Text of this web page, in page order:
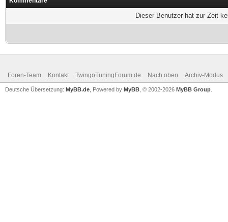
Dieser Benutzer hat zur Zeit
Foren-Team Kontakt TwingoTuningForum.de Nach oben Archiv-Modus
Deutsche Übersetzung: MyBB.de , Powered by MyBB , © 2002-2026 MyBB Group